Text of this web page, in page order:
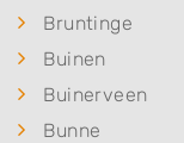
Bruntinge
Buinen
Buinerveen
Bunne